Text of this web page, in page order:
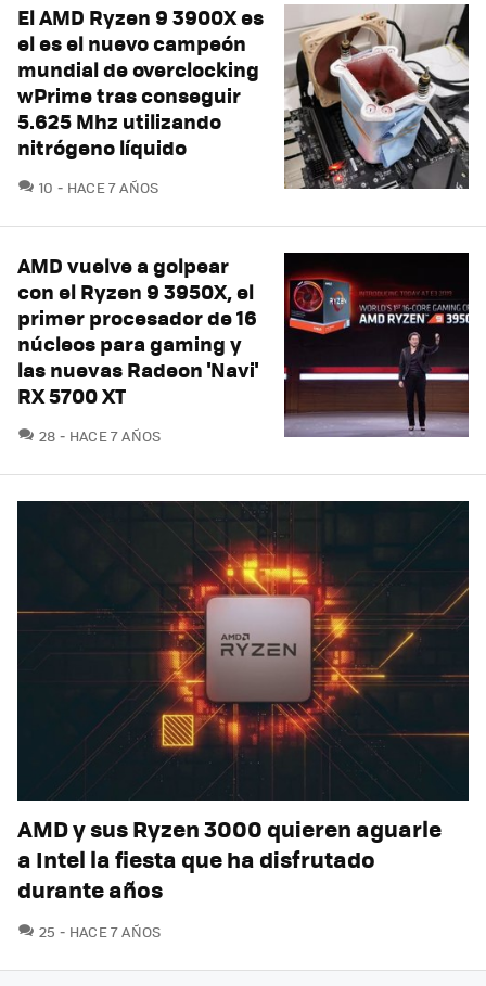
El AMD Ryzen 9 3900X es
el es el nuevo campeón
mundial de overclocking
wPrime tras conseguir
5.625 Mhz utilizando
nitrógeno líquido
10 COMENTARIOS
HACE 7 AÑOS
AMD vuelve a golpear
con el Ryzen 9 3950X, el
primer procesador de 16
núcleos para gaming y
las nuevas Radeon 'Navi'
RX 5700 XT
28 COMENTARIOS
HACE 7 AÑOS
AMD y sus Ryzen 3000 quieren aguarle
a Intel la fiesta que ha disfrutado
durante años
25 COMENTARIOS
HACE 7 AÑOS